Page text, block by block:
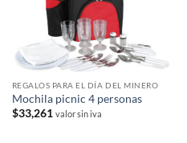
REGALOS PARA EL DÍA DEL MINERO
Mochila picnic 4 personas
$33,261 valor sin iva